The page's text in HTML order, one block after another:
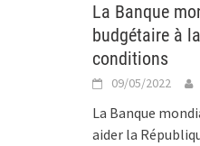
La Banque
budgétaire à
conditions
09/05/2022
La Banque
aider la